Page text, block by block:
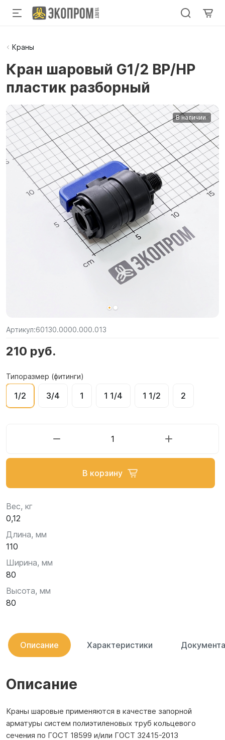
Краны
Кран шаровый G1/2 ВР/НР
пластик разборный
В наличии
Артикул:60130.0000.000.013
210 руб.
Типоразмер (фитинги)
1/2 3/4 1 1 1/4 1 1/2 2
В корзину
Вес, кг
0,12
Длина, мм
110
Ширина, мм
80
Высота, мм
80
Описание Характеристики
Описание
Краны шаровые применяются в качестве запорной
арматуры систем полиэтиленовых труб кольцевого
сечения по ГОСТ 18599 и/или ГОСТ 32415-2013